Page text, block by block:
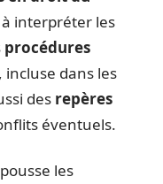
à interpréter les
procédures
, incluse dans les
des repères
éventuels.
pousse les